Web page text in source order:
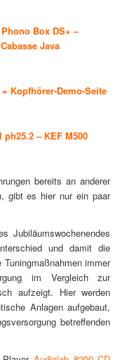
Box DS+ –
Cabasse Java
Kopfhörer-Demo-Seite
ph25.2– KEF M500
bereits an anderer
gibt es hier nur ein paar
Jubiläumswochenendes
und damit die
immer
im Vergleich zur
aufzeigt. Hier werden
Anlagen aufgebaut,
betreffenden